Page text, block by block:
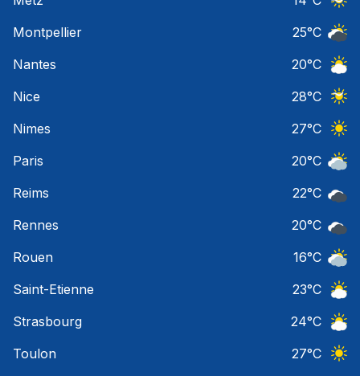
Montpellier
25°C
Nantes
20°C
Nice
28°C
Nimes
27°C
Paris
20°C
Reims
22°C
Rennes
20°C
Rouen
16°C
Saint-Etienne
23°C
Strasbourg
24°C
Toulon
27°C